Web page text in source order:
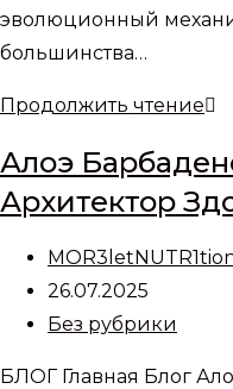
эволюционный
большинства…
Продолжить чтение
не
Алоэ
Архитектор
Автор
записи:
Запись
опубликована:
26.07.2025
Рубрика
Без рубрики
БЛОГ Главная Блог